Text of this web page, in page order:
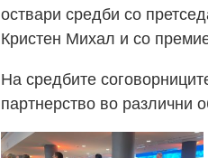
оствари средби со
Кристен Михал и со
На средбите
партнерство во различни